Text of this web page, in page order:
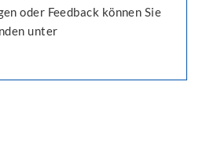
oder Feedback können Sie
unter